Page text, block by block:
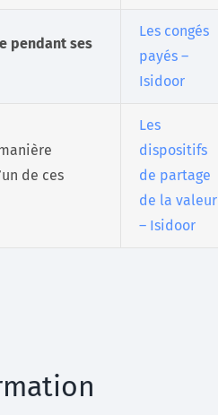
pendant ses
Les congés
payés –
Isidoor
de ces
Les
dispositifs
de partage
de la valeur
– Isidoor